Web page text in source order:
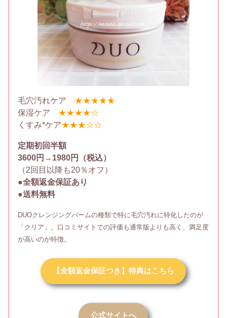
毛穴汚れケア ★★★★★
保湿ケア ★★★★☆
くすみ*ケア★★★☆☆
定期初回半額
3600円→1980円（税込）
（2回目以降も20％オフ）
●全額返金保証あり
●送料無料
DUOクレンジングバームの種類で特に毛穴汚れに特化したのが
「クリア」。口コミサイトでの評価も通常版よりも高く、満足度
が高いのが特徴。
【全額返金保証つき】特典はこちら
公式サイトへ